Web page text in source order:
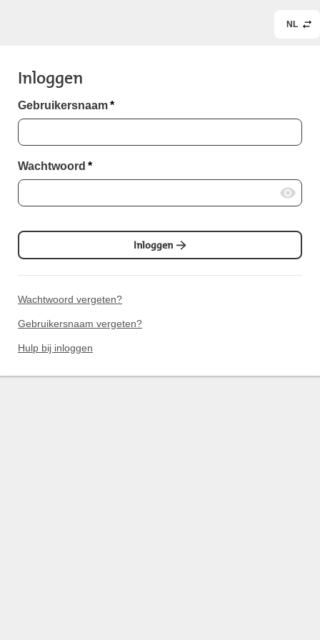
NL
Inloggen
Gebruikersnaam*
Wachtwoord *
Inloggen
Wachtwoord vergeten?
Gebruikersnaam vergeten?
Hulp bij inloggen